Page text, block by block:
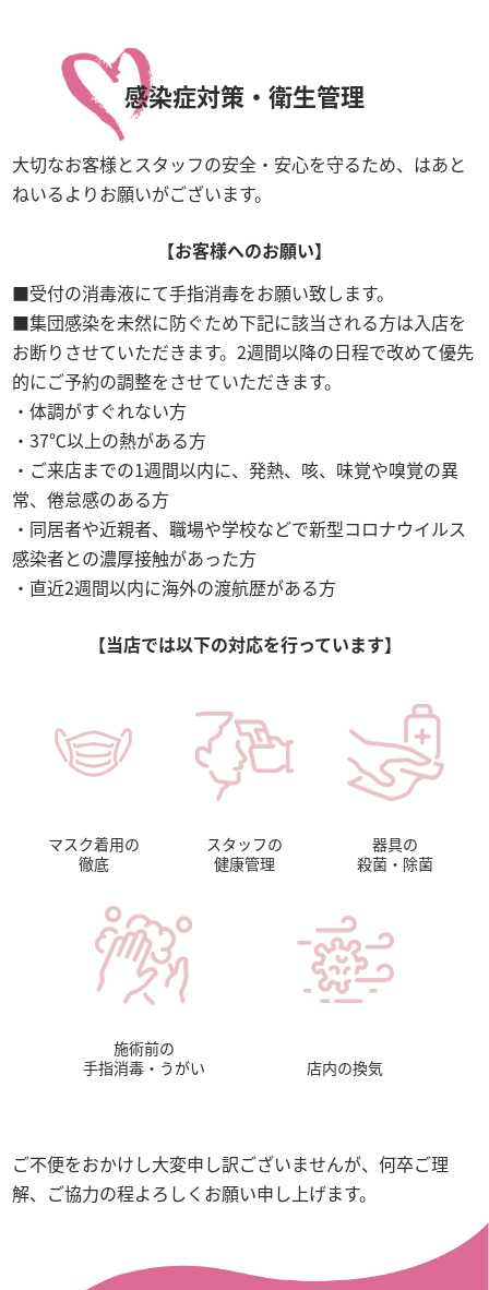
感染症対策・衛生管理
大切なお客様とスタッフの安全・安心を守るため、はあと
ねいるよりお願いがございます。
【お客様へのお願い】
受付の消毒液にて手指消毒をお願い致します。
集団感染を未然に防ぐため下記に該当される方は入店を
お断りさせていただきます。2週間以降の日程で改めて優先
的にご予約の調整をさせていただきます。
体調がすぐれない方
37℃以上の熱がある方
ご来店までの1週間以内に、発熱、咳、味覚や嗅覚の異
常、倦怠感のある方
同居者や近親者、職場や学校などで新型コロナウイルス
感染者との濃厚接触があった方
直近2週間以内に海外の渡航歴がある方
【当店では以下の対応を行っています】
マスク着用の
徹底
スタッフの
健康管理
器具の
殺菌・除菌
施術前の
手指消毒・うがい
店内の換気
ご不便をおかけし大変申し訳ございませんが、何卒ご理
解、ご協力の程よろしくお願い申し上げます。